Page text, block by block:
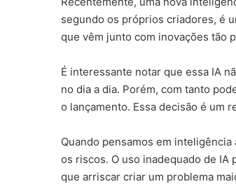
segundo os próprios criadores, é
que vêm junto com inovações tão
É interessante notar que essa IA
no dia a dia. Porém, com tanto
o lançamento. Essa decisão é um
Quando pensamos em
os riscos. O uso inadequado de
que arriscar criar um problema